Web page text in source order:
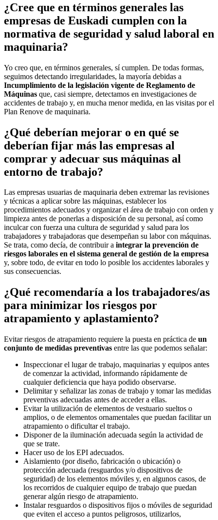
¿Cree que en términos generales las
empresas de Euskadi cumplen con la
normativa de seguridad y salud laboral en
maquinaria?
Yo creo que, en términos generales, sí cumplen. De todas formas,
seguimos detectando irregularidades, la mayoría debidas a
Incumplimiento de la legislación vigente de Reglamento de
Máquinas que, casi siempre, detectamos en investigaciones de
accidentes de trabajo y, en mucha menor medida, en las visitas por el
Plan Renove de maquinaria.
¿Qué deberían mejorar o en qué se
deberían fijar más las empresas al
comprar y adecuar sus máquinas al
entorno de trabajo?
Las empresas usuarias de maquinaria deben extremar las revisiones
y técnicas a aplicar sobre las máquinas, establecer los
procedimientos adecuados y organizar el área de trabajo con orden y
limpieza antes de ponerlas a disposición de su personal, así como
inculcar con fuerza una cultura de seguridad y salud para los
trabajadores y trabajadoras que desempeñan su labor con máquinas.
Se trata, como decía, de contribuir a integrar la prevención de
riesgos laborales en el sistema general de gestión de la empresa
y, sobre todo, de evitar en todo lo posible los accidentes laborales y
sus consecuencias.
¿Qué recomendaría a los trabajadores/as
para minimizar los riesgos por
atrapamiento y aplastamiento?
Evitar riesgos de atrapamiento requiere la puesta en práctica de un
conjunto de medidas preventivas entre las que podemos señalar:
Inspeccionar el lugar de trabajo, maquinarias y equipos antes
de comenzar la actividad, informando rápidamente de
cualquier deficiencia que haya podido observarse.
Delimitar y señalizar las zonas de trabajo y tomar las medidas
preventivas adecuadas antes de acceder a ellas.
Evitar la utilización de elementos de vestuario sueltos o
amplios, o de elementos ornamentales que puedan facilitar un
atrapamiento o dificultar el trabajo.
Disponer de la iluminación adecuada según la actividad de
que se trate.
Hacer uso de los EPI adecuados.
Aislamiento (por diseño, fabricación o ubicación) o
protección adecuada (resguardos y/o dispositivos de
seguridad) de los elementos móviles y, en algunos casos, de
los recorridos de cualquier equipo de trabajo que puedan
generar algún riesgo de atrapamiento.
Instalar resguardos o dispositivos fijos o móviles de seguridad
que eviten el acceso a puntos peligrosos, utilizarlos,